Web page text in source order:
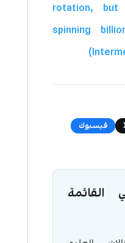
rotation,
spinning
فيسبوك